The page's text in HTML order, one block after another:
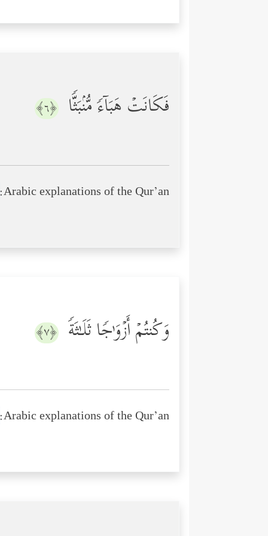
فَكَانَتۡ هَبَاۤءࣰ مُّنۢبَثࣰّا ﴿٦﴾
Arabic explanations of the Qur’an:
وَكُنتُمۡ أَزۡوَ ٰ⁠جࣰا ثَلَـٰثَةࣰ ﴿٧﴾
Arabic explanations of the Qur’an: